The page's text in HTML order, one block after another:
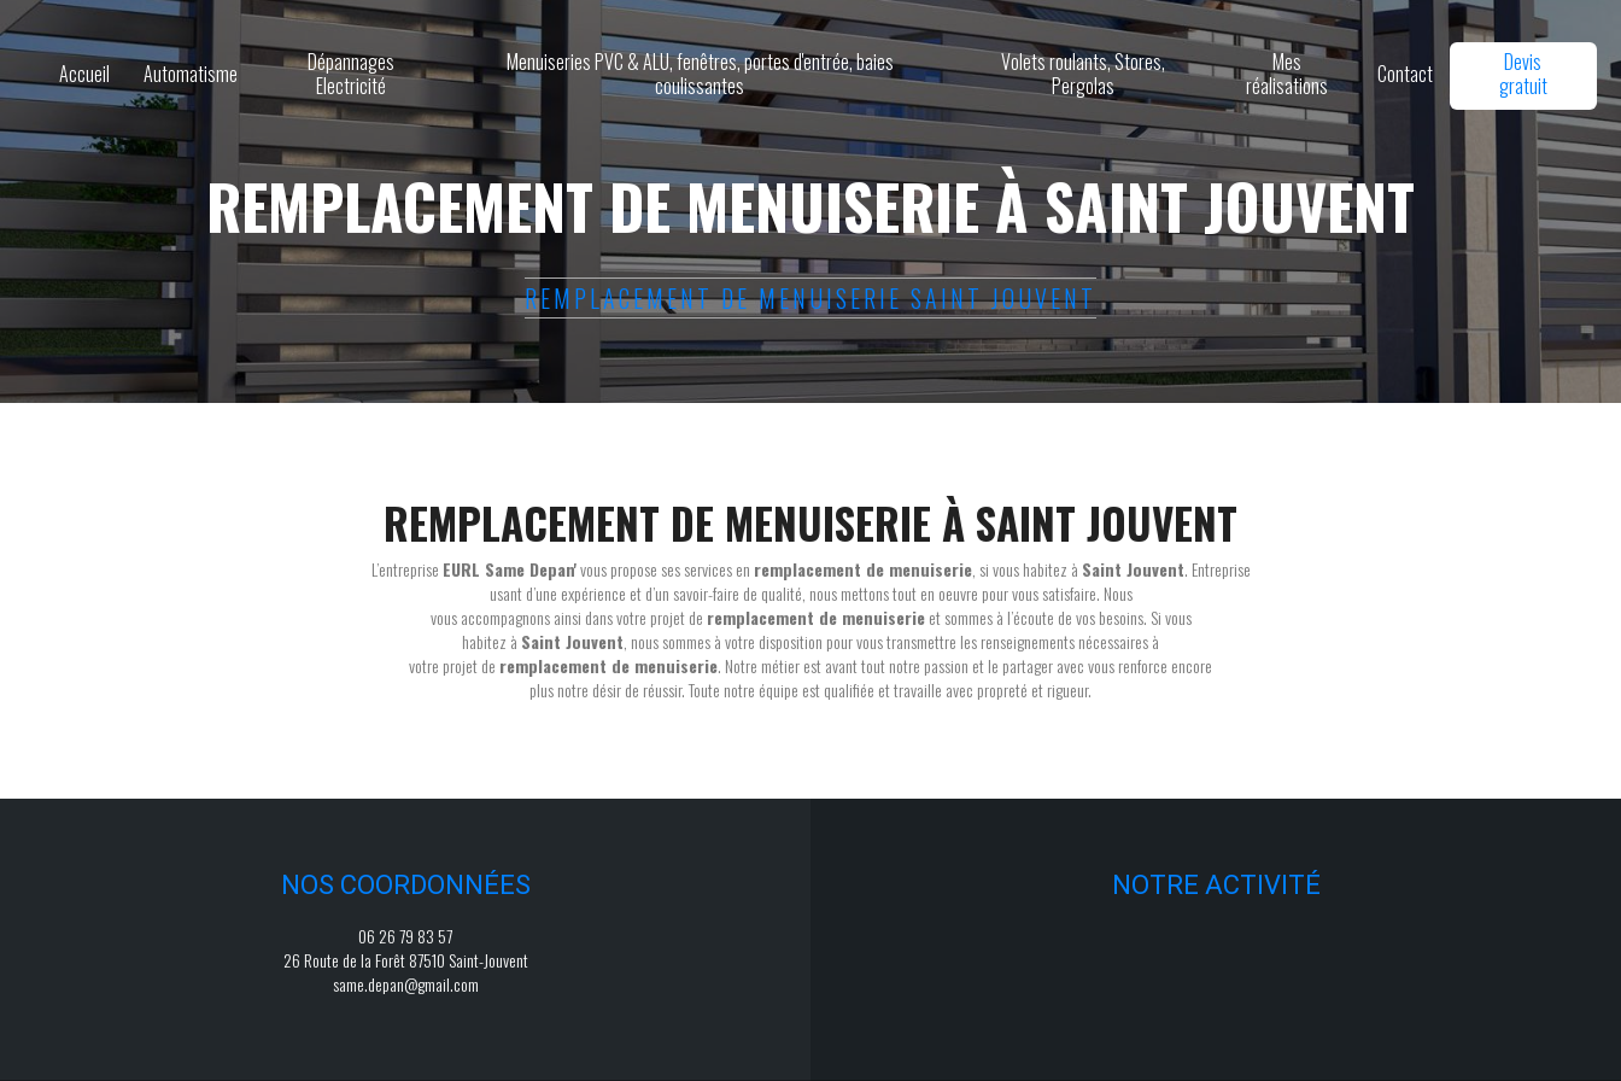
Accueil Automatisme
Dépannages
Electricité
Menuiseries PVC & ALU, fenêtres, portes d'entrée, baies
coulissantes
Volets roulants, Stores,
Pergolas
Mes
réalisations
Contact
Devis
gratuit
REMPLACEMENT DE MENUISERIE À SAINT JOUVENT
REMPLACEMENT DE MENUISERIE SAINT JOUVENT
REMPLACEMENT DE MENUISERIE À SAINT JOUVENT
L’entreprise EURL Same Depan'vous propose ses services en remplacement de menuiserie, si vous habitez à Saint Jouvent. Entreprise
usant d’une expérience et d’un savoir-faire de qualité, nous mettons tout en oeuvre pour vous satisfaire. Nous
vous accompagnons ainsi dans votre projet de remplacement de menuiserieet sommes à l’écoute de vos besoins. Si vous
habitez à Saint Jouvent , nous sommes à votre disposition pour vous transmettre les renseignements nécessaires à
votre projet de remplacement de menuiserie. Notre métier est avant tout notre passion et le partager avec vous renforce encore
plus notre désir de réussir. Toute notre équipe est qualifiée et travaille avec propreté et rigueur.
NOS COORDONNÉES
06 26 79 83 57
26 Route de la Forêt 87510 Saint-Jouvent
same.depan@gmail.com
NOTRE ACTIVITÉ